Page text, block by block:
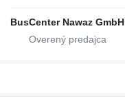
BusCenter Nawaz GmbH